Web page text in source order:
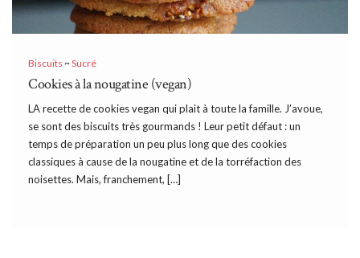
Biscuits ~Sucré
Cookies à la nougatine (vegan)
LA recette de cookies vegan qui plait à toute la famille. J’avoue,
se sont des biscuits très gourmands ! Leur petit défaut : un
temps de préparation un peu plus long que des cookies
classiques à cause de la nougatine et de la torréfaction des
noisettes. Mais, franchement, […]